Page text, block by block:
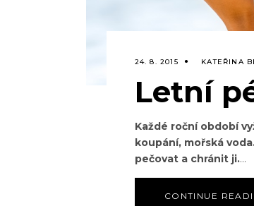
24. 8. 2015 KATEŘINA
Letní
Každé roční období
koupání, mořská
pečovat a chránit ji.
CONTINUE